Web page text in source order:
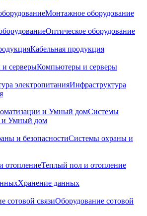
Монтажное оборудование
Оптическое оборудование
Кабельная продукция
Компьютеры и серверы
Инфраструктура
Системы
и Умный дом
Системы охраны и
Теплый пол и отопление
Хранение данных
Оборудование сотовой